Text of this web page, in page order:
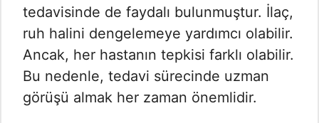
tedavisinde de faydalı bulunmuştur. İlaç,
ruh halini dengelemeye yardımcı olabilir.
Ancak, her hastanın tepkisi farklı olabilir.
Bu nedenle, tedavi sürecinde uzman
görüşü almak her zaman önemlidir.